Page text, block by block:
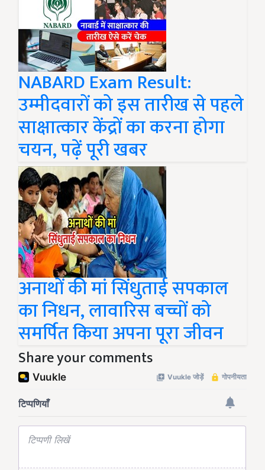
NABARD Exam Result:
उम्मीदवारों को इस तारीख से पहले
साक्षात्कार केंद्रों का करना होगा
चयन, पढ़ें पूरी खबर
अनाथों की मां सिंधुताई सपकाल
का निधन, लावारिस बच्चों को
समर्पित किया अपना पूरा जीवन
Share your comments